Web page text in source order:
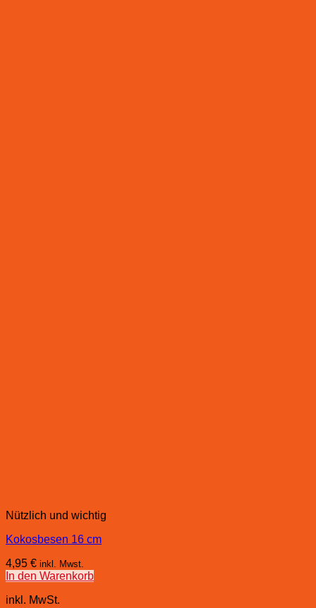
Nützlich und wichtig
Kokosbesen 16 cm
4,95 € inkl. Mwst.
In den Warenkorb
inkl. MwSt.